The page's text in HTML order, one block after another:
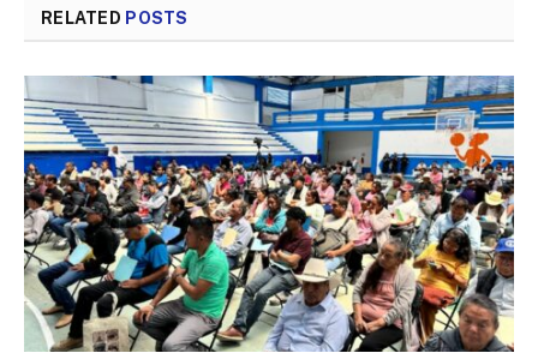
RELATED POSTS